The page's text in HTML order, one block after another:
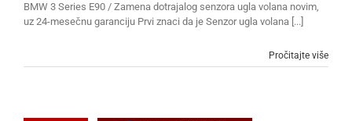
BMW 3 Series E90 / Zamena dotrajalog senzora ugla volana novim,
uz 24-mesečnu garanciju Prvi znaci da je Senzor ugla volana [...]
Pročitajte više